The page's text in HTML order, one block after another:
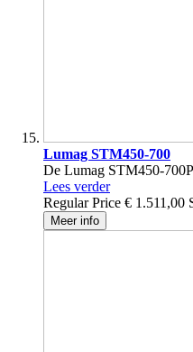
Lumag STM450-700
De Lumag STM450-
Lees verder
Regular Price € 1.511,00
Meer info